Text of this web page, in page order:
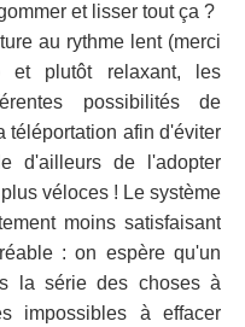
et lisser tout ça ?
au rythme lent (merci
et plutôt relaxant, les
possibilités de
téléportation afin d'éviter
d'ailleurs de l'adopter
véloces ! Le système
moins satisfaisant
: on espère qu'un
la série des choses à
impossibles à effacer